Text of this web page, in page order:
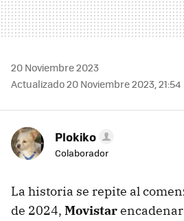
20 Noviembre 2023
Actualizado 20 Noviembre 2023, 21:54
Plokiko
Colaborador
La historia se repite al
de 2024, Movistar